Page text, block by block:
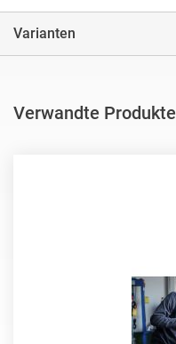
Varianten
Verwandte Produkte